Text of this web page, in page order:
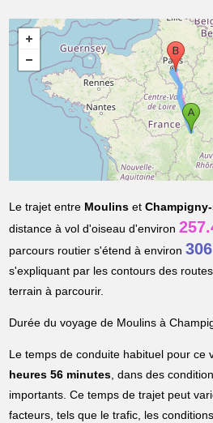
Le trajet entre Moulins et
distance à vol d'oiseau d'environ
parcours routier s'étend à environ
s'expliquant par les contours des
terrain à parcourir.
Durée du voyage de Moulins à
Le temps de conduite habituel pour ce
heures 56 minutes, dans des
importants. Ce temps de trajet peut
facteurs, tels que le trafic, les